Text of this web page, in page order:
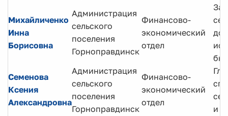
Михайличенко
Инна
Борисовна
Администрация
сельского
поселения
Горноправдинск
Финансово-
экономический
отдел
Семенова
Ксения
Александровна
Администрация
сельского
поселения
Горноправдинск
Финансово-
экономический
отдел
и